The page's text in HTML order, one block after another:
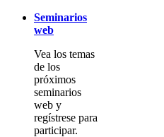
Seminarios
web
Vea los temas
de los
próximos
seminarios
web y
regístrese para
participar.